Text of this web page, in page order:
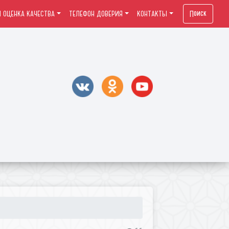
КАЧЕСТВА ТЕЛЕФОН ДОВЕРИЯ КОНТАКТЫ Поиск